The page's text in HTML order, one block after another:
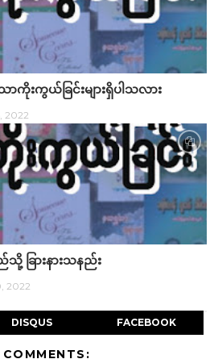
းကွယ်ခြင်းများရှိပါသလား
2022
ခြားနားသနည်း
2022
DISQUS FACEBOOK